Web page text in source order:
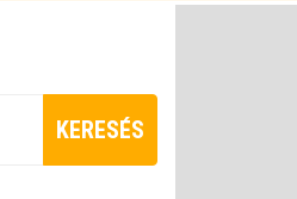
KERESÉS